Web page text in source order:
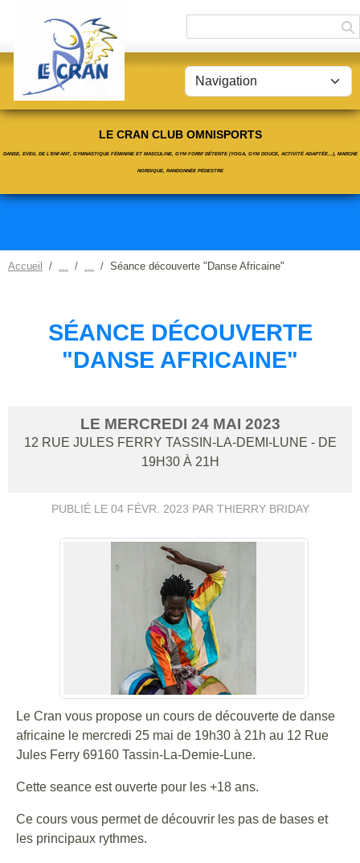
LE CRAN CLUB OMNISPORTS
DANSE, EVEIL DE L'ENFANT, GYMNASTIQUE FÉMININE ET MASCULINE, GYM FORM' DÉTENTE (YOGA, GYM DOUCE, ACTIVITÉ ADAPTÉE...), MARCHE
NORDIQUE, RANDONNÉE PÉDESTRE
Accueil Séance découverte "Danse Africaine"
SÉANCE DÉCOUVERTE
"DANSE AFRICAINE"
LE MERCREDI 24 MAI 2023
12 RUE JULES FERRY TASSIN-LA-DEMI-LUNE - DE
19H30 À 21H
PUBLIÉ LE 04 FÉVR. 2023 PAR THIERRY BRIDAY
Le Cran vous propose un cours de découverte de danse
africaine le mercredi 25 mai de 19h30 à 21h au 12 Rue
Jules Ferry 69160 Tassin-La-Demie-Lune.
Cette seance est ouverte pour les +18 ans.
Ce cours vous permet de découvrir les pas de bases et
les principaux rythmes.